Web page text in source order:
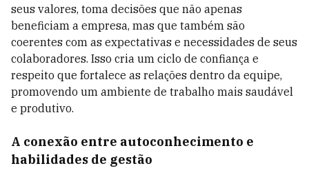
seus valores, toma decisões que não apenas
beneficiam a empresa, mas que também são
coerentes com as expectativas e necessidades de seus
colaboradores. Isso cria um ciclo de confiança e
respeito que fortalece as relações dentro da equipe,
promovendo um ambiente de trabalho mais saudável
e produtivo.
A conexão entre autoconhecimento e
habilidades de gestão